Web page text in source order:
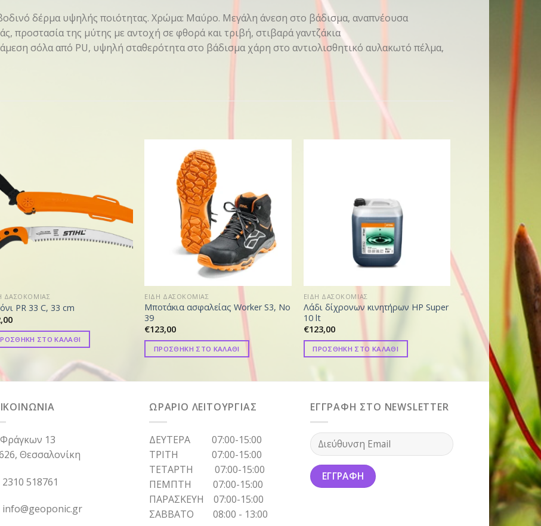
δέρμα υψηλής ποιότητας. Χρώμα: Μαύρο. Μεγάλη άνεση στο βάδισμα, αναπνέουσα
προστασία της μύτης με αντοχή σε φθορά και τριβή, στιβαρά γαντζάκια
σόλα από PU, υψηλή σταθερότητα στο βάδισμα χάρη στο αντιολισθητικό αυλακωτό πέλμα,
ΔΑΣΟΚΟΜΙΑΣ
PR 33 C, 33 cm
ΣΤΟ ΚΑΛΑΘΙ
ΕΙΔΗ ΔΑΣΟΚΟΜΙΑΣ
Μποτάκια ασφαλείας Worker S3, Νο
39
€123,00
ΠΡΟΣΘΗΚΗ ΣΤΟ ΚΑΛΑΘΙ
ΕΙΔΗ ΔΑΣΟΚΟΜΙΑΣ
Λάδι δίχρονων κινητήρων ΗP Super
10 lt
€123,00
ΠΡΟΣΘΗΚΗ ΣΤΟ ΚΑΛΑΘΙ
ΕΙΔΗ ΔΑΣΟΚΟΜΙΑΣ
Λάδι δίχρονων
100ml
4,20
ΠΡΟΣΘΗΚΗ ΣΤΟ
Φράγκων 13
Θεσσαλονίκη
2310 518761
info@geoponic.gr
ΩΡΑΡΙΟ ΛΕΙΤΟΥΡΓΙΑΣ
ΔΕΥΤΕΡΑ 07:00-15:00
ΤΡΙΤΗ 07:00-15:00
ΤΕΤΑΡΤΗ 07:00-15:00
ΠΕΜΠΤΗ 07:00-15:00
ΠΑΡΑΣΚΕΥΗ 07:00-15:00
ΣΑΒΒΑΤΟ 08:00 - 13:00
ΕΓΓΡΑΦΗ ΣΤΟ NEWSLETTER